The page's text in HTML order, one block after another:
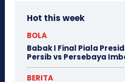
Hot this week
BOLA
Babak I Final Piala
Persib vs Persebaya
BERITA